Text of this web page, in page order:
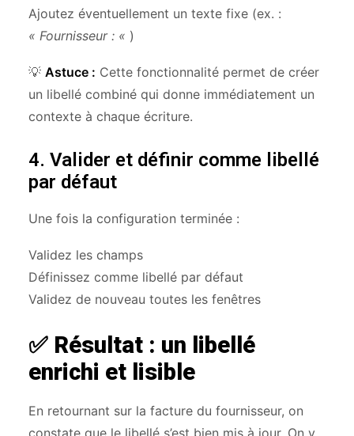
Ajoutez éventuellement un texte fixe (ex. :
« Fournisseur : « )
💡 Astuce : Cette fonctionnalité permet de créer
un libellé combiné qui donne immédiatement un
contexte à chaque écriture.
4. Valider et définir comme libellé
par défaut
Une fois la configuration terminée :
Validez les champs
Définissez comme libellé par défaut
Validez de nouveau toutes les fenêtres
✅ Résultat : un libellé
enrichi et lisible
En retournant sur la facture du fournisseur, on
constate que le libellé s’est bien mis à jour. On y